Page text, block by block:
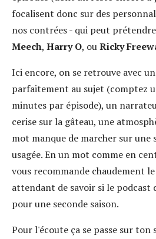
focalisent donc sur des
nos contrées - qui peut
Meech, Harry O, ouRicky
Ici encore, on se retrouve avec
parfaitement au sujet (comptez
minutes par épisode), un
cerise sur la gâteau, une
mot manque de marcher sur une
usagée. En un mot comme en
vous recommande chaudement le
attendant de savoir si le podcast
pour une seconde saison.
Pour l'écoute ça se passe sur ton